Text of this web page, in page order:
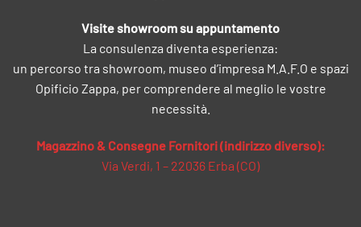
Visite showroom su appuntamento
La consulenza diventa esperienza:
un percorso tra showroom, museo d’impresa M.A.F.O e spazi
Opificio Zappa, per comprendere al meglio le vostre
necessità.
Magazzino & Consegne Fornitori (indirizzo diverso):
Via Verdi, 1 – 22036 Erba (CO)